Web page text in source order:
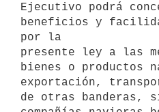
Ejecutivo podrá
beneficios y
por la
presente ley a las
bienes o productos
exportación,
de otras banderas,